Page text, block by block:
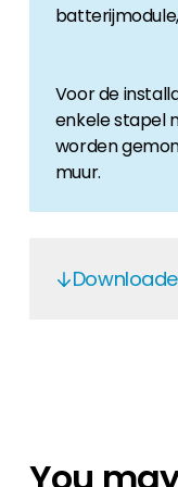
Voor de
enkele stapel
worden
muur.